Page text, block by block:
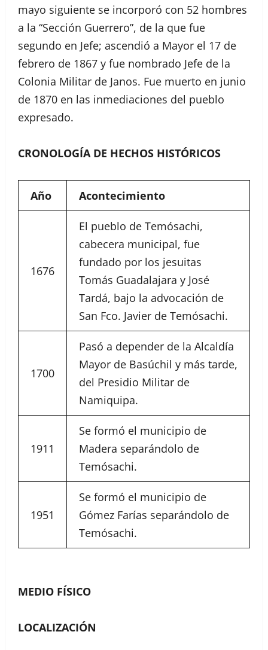
mayo siguiente se incorporó con 52 hombres
a la “Sección Guerrero”, de la que fue
segundo en Jefe; ascendió a Mayor el 17 de
febrero de 1867 y fue nombrado Jefe de la
Colonia Militar de Janos. Fue muerto en junio
de 1870 en las inmediaciones del pueblo
expresado.
CRONOLOGÍA DE HECHOS HISTÓRICOS
Año Acontecimiento
1676
El pueblo de Temósachi,
cabecera municipal, fue
fundado por los jesuitas
Tomás Guadalajara y José
Tardá, bajo la advocación de
San Fco. Javier de Temósachi.
1700
Pasó a depender de la Alcaldía
Mayor de Basúchil y más tarde,
del Presidio Militar de
Namiquipa.
1911
Se formó el municipio de
Madera separándolo de
Temósachi.
1951
Se formó el municipio de
Gómez Farías separándolo de
Temósachi.
MEDIO FÍSICO
LOCALIZACIÓN